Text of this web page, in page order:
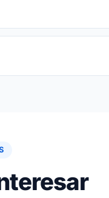
la mano de obra.